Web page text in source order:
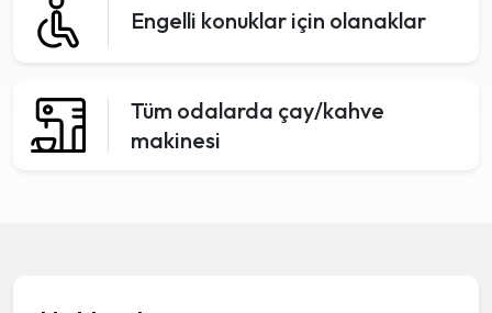
Engelli konuklar için olanaklar
Tüm odalarda çay/kahve
makinesi